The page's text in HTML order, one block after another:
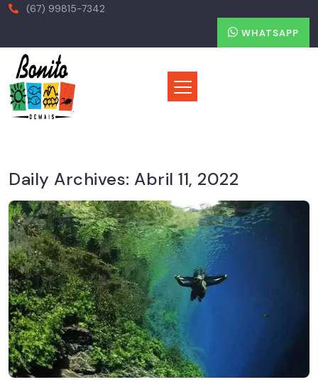
(67) 99815-7342
WHATSAPP
Daily Archives: Abril 11, 2022